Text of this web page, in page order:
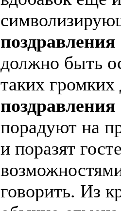
должно быть
таких громких
порадуют на
и поразят
говорить. Из